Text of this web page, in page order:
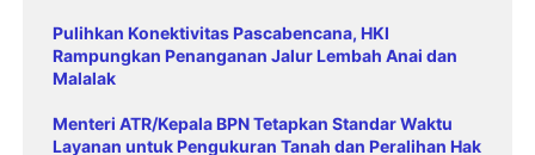
Pulihkan Konektivitas Pascabencana, HKI
Rampungkan Penanganan Jalur Lembah Anai dan
Malalak
Menteri ATR/Kepala BPN Tetapkan Standar Waktu
Layanan untuk Pengukuran Tanah dan Peralihan Hak